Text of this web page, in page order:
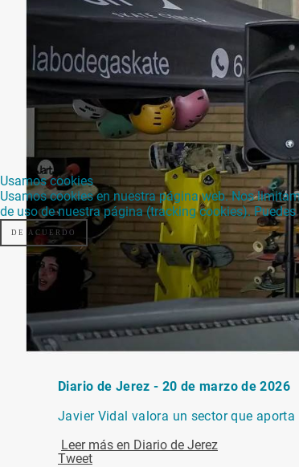
Diario de Jerez - 20 de marzo de 2026
Javier Vidal valora un sector que
Leer más en Diario de Jerez
Tweet
Usamos cookies
Usamos cookies en nuestra página web. Nos
de uso de nuestra página (tracking cookies).
DE ACUERDO